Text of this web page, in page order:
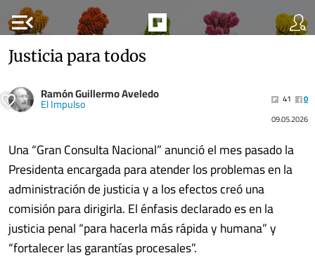
menu_open
Justicia para todos
Ramón Guillermo Aveledo
El Impulso 41
0
09.05.2026
Una “Gran Consulta Nacional” anunció el mes pasado la
Presidenta encargada para atender los problemas en la
administración de justicia y a los efectos creó una
comisión para dirigirla. El énfasis declarado es en la
justicia penal “para hacerla más rápida y humana” y
“fortalecer las garantías procesales”.